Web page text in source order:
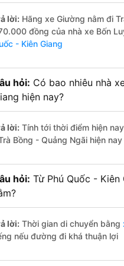
lời: Hãng xe Giường nằm đi
đồng của nhà xe Bốn
- Kiên Giang
hỏi: Có bao nhiêu nhà
hiện nay?
lời: Tính tới thời điểm hiện
Bồng - Quảng Ngãi hiện nay
hỏi: Từ Phú Quốc -
lời: Thời gian di chuyển bằng
nếu đường đi khá thuận lợi